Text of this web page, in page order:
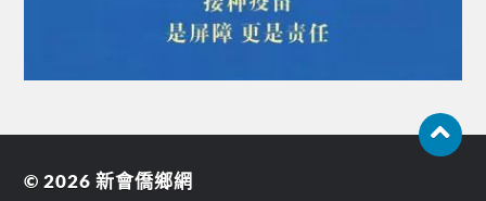
© 2026新會僑鄉網